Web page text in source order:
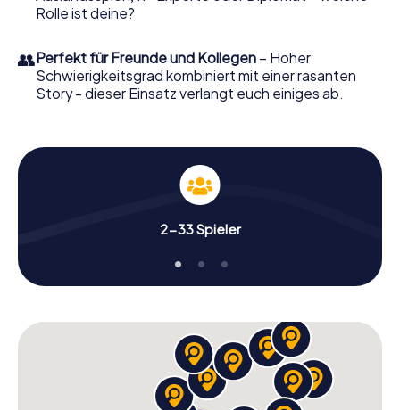
Rolle ist deine?
👥Perfekt für Freunde und Kollegen – Hoher
Schwierigkeitsgrad kombiniert mit einer rasanten
Story - dieser Einsatz verlangt euch einiges ab.
2-33 Spieler